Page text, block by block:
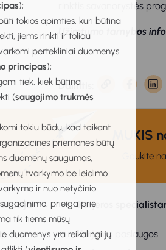
);
tokios apimties, kuri būtina
jiems rinkti ir toliau
pertekliniai duomenys
principas);
tiek, kiek būtina
(saugojimo trukmės
tokiu būdu, kad taikant
priemones būtų
duomenų saugumas,
tvarkymo be leidimo
ir nuo netyčinio
prieiga prie
tik tiems mūsų
duomenys yra reikalingi jų
rinktis savanorystės
Užimtumo tarnybos
Dalintis:
MUKIS
Gaukite
Karjeros
Karjeros paslaugos